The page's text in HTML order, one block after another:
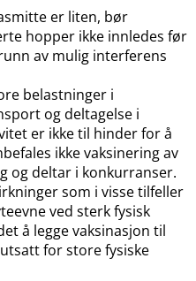
er liten, bør
hopper ikke innledes før
av mulig interferens
belastninger i
og deltagelse i
er ikke til hinder for å
ikke vaksinering av
og deltar i konkurranser.
som i visse tilfeller
ved sterk fysisk
å legge vaksinasjon til
for store fysiske